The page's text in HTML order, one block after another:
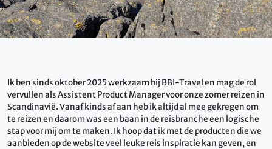
Ik ben sinds oktober 2025 werkzaam bij BBI-Travel en mag de rol
vervullen als Assistent Product Manager voor onze zomer reizen in
Scandinavië. Vanaf kinds af aan heb ik altijd al mee gekregen om
te reizen en daarom was een baan in de reisbranche een logische
stap voor mij om te maken. Ik hoop dat ik met de producten die we
aanbieden op de website veel leuke reis inspiratie kan geven, en